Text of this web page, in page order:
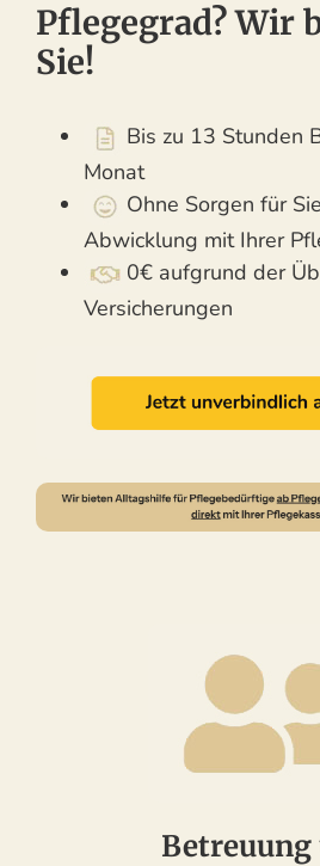
Pflegegrad? Wir
Sie!
Bis zu 13 Stunden
Monat
Ohne Sorgen für
Abwicklung mit Ihrer
0€ aufgrund der
Versicherungen
Betreuung